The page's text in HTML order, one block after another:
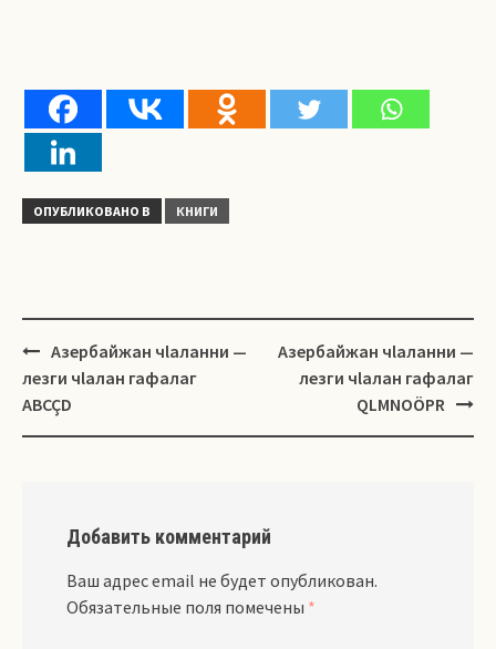
ОПУБЛИКОВАНО В КНИГИ
Навигация
Азербайжан чlаланни —
лезги чlалан гафалаг
ABCÇD
Азербайжан чlаланни —
лезги чlалан гафалаг
QLMNOÖPR
Добавить комментарий
Ваш адрес email не будет опубликован.
Обязательные поля помечены *